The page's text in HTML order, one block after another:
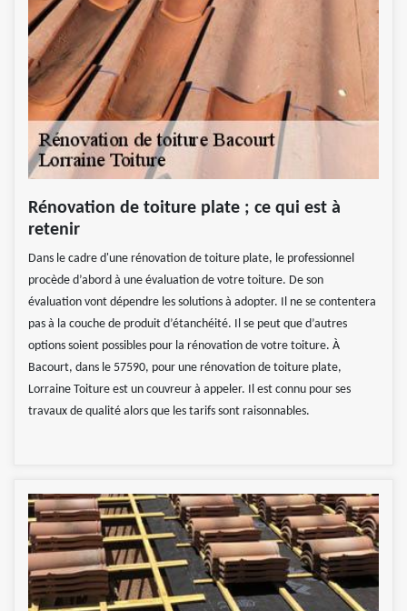
Rénovation de toiture plate ; ce qui est à
retenir
Dans le cadre d'une rénovation de toiture plate, le professionnel
procède d’abord à une évaluation de votre toiture. De son
évaluation vont dépendre les solutions à adopter. Il ne se contentera
pas à la couche de produit d’étanchéité. Il se peut que d’autres
options soient possibles pour la rénovation de votre toiture. À
Bacourt, dans le 57590, pour une rénovation de toiture plate,
Lorraine Toiture est un couvreur à appeler. Il est connu pour ses
travaux de qualité alors que les tarifs sont raisonnables.